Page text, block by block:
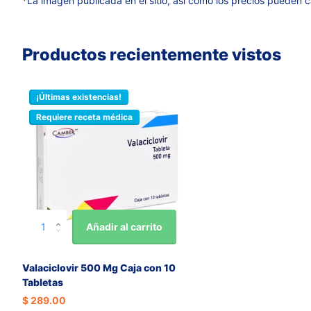
Productos recientemente vistos
¡Últimas existencias!
Requiere receta médica
Añadir al carrito
Valaciclovir 500 Mg Caja con 10
Tabletas
$ 289.00